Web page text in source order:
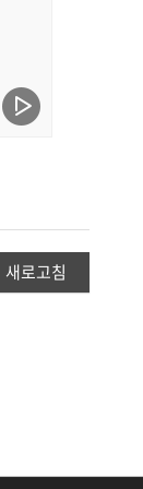
새로고침